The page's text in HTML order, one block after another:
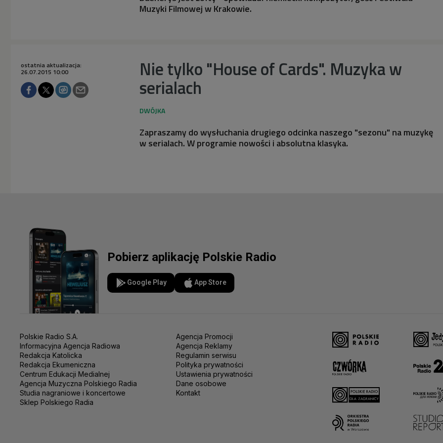
Muzyki Filmowej w Krakowie.
Nie tylko "House of Cards". Muzyka w
serialach
ostatnia aktualizacja:
26.07.2015 10:00
Zapraszamy do wysłuchania drugiego odcinka naszego "sezonu" na muzykę
w serialach. W programie nowości i absolutna klasyka.
Pobierz aplikację Polskie Radio
Google Play App Store
Polskie Radio S.A.
Informacyjna Agencja Radiowa
Redakcja Katolicka
Redakcja Ekumeniczna
Centrum Edukacji Medialnej
Agencja Muzyczna Polskiego Radia
Studia nagraniowe i koncertowe
Sklep Polskiego Radia
Agencja Promocji
Agencja Reklamy
Regulamin serwisu
Polityka prywatności
Ustawienia prywatności
Dane osobowe
Kontakt